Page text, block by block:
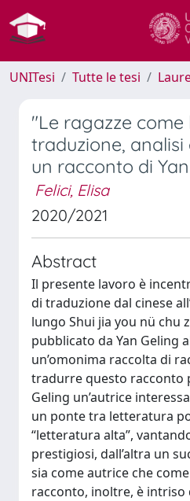
UNITesi Tutte le tesi
"Le ragazze come
traduzione,
un racconto di
Felici, Elisa
2020/2021
Abstract
Il presente lavoro è
di traduzione dal cinese
lungo Shui jia you nü chu
pubblicato da Yan Geling
un’omonima raccolta di
tradurre questo racconto
Geling un’autrice
un ponte tra letteratura
“letteratura alta”,
prestigiosi, dall’altra un
sia come autrice che
racconto, inoltre, è